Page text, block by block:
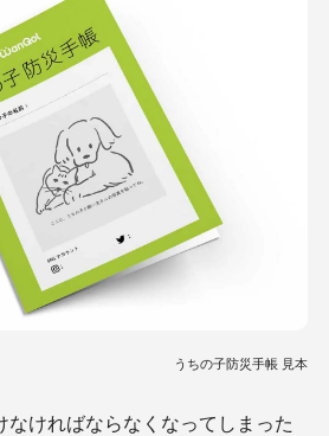
うちの子防災手帳 見本
なければならなくなってしまった